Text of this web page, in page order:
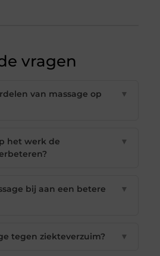
vragen
van massage op
▼
het werk de
▼
bij aan een betere
▼
tegen ziekteverzuim? ▼